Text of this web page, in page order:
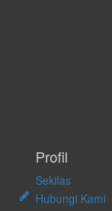
Profil
Sekilas
Hubungi Kami